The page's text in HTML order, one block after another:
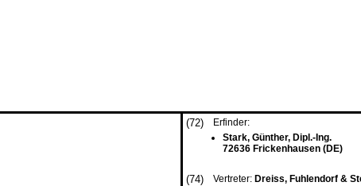
(72)
Erfinder:
Stark, Günther, Dipl.-Ing.
72636 Frickenhausen (DE)
(74) Vertreter: Dreiss, Fuhlendorf &